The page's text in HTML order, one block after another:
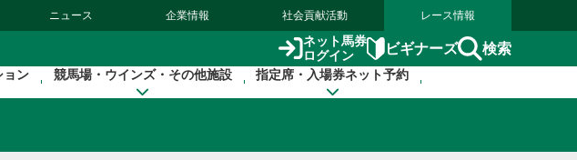
ニュース 企業情報 社会貢献活動 レース情報
ネット馬券
ログイン
ビギナーズ 検索
ョン 競馬場・ウインズ・その他施設 指定席・入場券ネット予約